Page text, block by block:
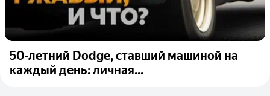
50-летний Dodge, ставший машиной на
каждый день: личная...